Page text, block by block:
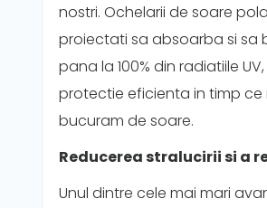
nostri. Ochelarii de soare
proiectati sa absoarba si sa
pana la 100% din radiatiile
protectie eficienta in timp ce
bucuram de soare.
Reducerea stralucirii si a
Unul dintre cele mai mari